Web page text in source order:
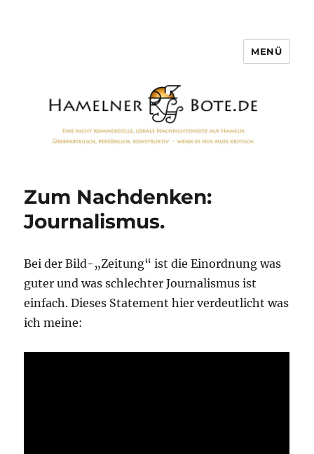
MENÜ
Zum Nachdenken:
Journalismus.
Bei der Bild-„Zeitung“ ist die Einordnung was
guter und was schlechter Journalismus ist
einfach. Dieses Statement hier verdeutlicht was
ich meine: